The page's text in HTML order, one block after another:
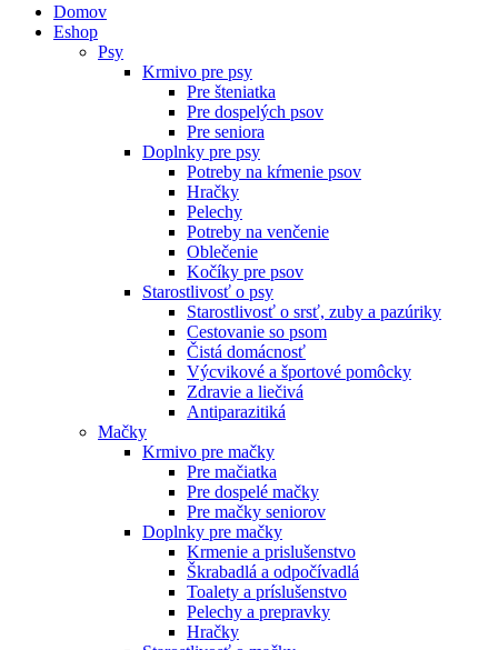
Domov
Eshop
Psy
Krmivo pre psy
Pre šteniatka
Pre dospelých psov
Pre seniora
Doplnky pre psy
Potreby na kŕmenie psov
Hračky
Pelechy
Potreby na venčenie
Oblečenie
Kočíky pre psov
Starostlivosť o psy
Starostlivosť o srsť, zuby a pazúriky
Cestovanie so psom
Čistá domácnosť
Výcvikové a športové pomôcky
Zdravie a liečivá
Antiparazitiká
Mačky
Krmivo pre mačky
Pre mačiatka
Pre dospelé mačky
Pre mačky seniorov
Doplnky pre mačky
Krmenie a prislušenstvo
Škrabadlá a odpočívadlá
Toalety а príslušenstvo
Pelechy a prepravky
Hračky